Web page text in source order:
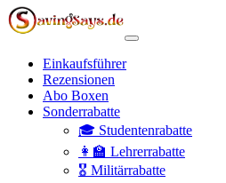
Einkaufsführer
Rezensionen
Abo Boxen
Sonderrabatte
🎓 Studentenrabatte
👩‍🏫 Lehrerrabatte
🎖️ Militärrabatte